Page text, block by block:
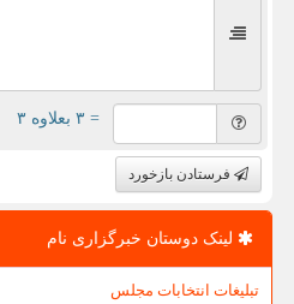
= ۳ بعلاوه ۳
فرستادن بازخورد
لینک دوستان خبرگزاری نام
تبلیغات انتخابات مجلس